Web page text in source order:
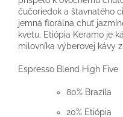
čučoriedok a štavnatého
jemná florálna chuť
kvetu. Etiópia Keramo je
milovníka výberovej kávy
Espresso Blend High Five
80% Brazíla
20% Etiópia